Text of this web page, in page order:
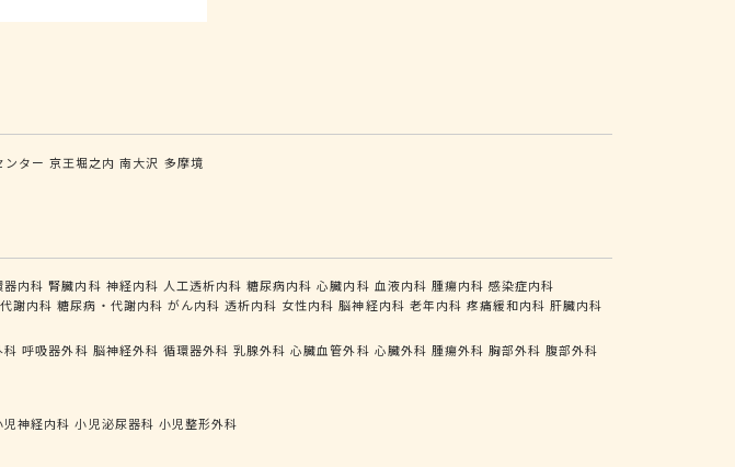
ンター 京王堀之内 南大沢 多摩境
器内科 腎臓内科 神経内科 人工透析内科 糖尿病内科 心臓内科 血液内科 腫瘍内科 感染症内科
代謝内科 糖尿病・代謝内科 がん内科 透析内科 女性内科 脳神経内科 老年内科 疼痛緩和内科 肝臓内科
科 呼吸器外科 脳神経外科 循環器外科 乳腺外科 心臓血管外科 心臓外科 腫瘍外科 胸部外科 腹部外科
児神経内科 小児泌尿器科 小児整形外科